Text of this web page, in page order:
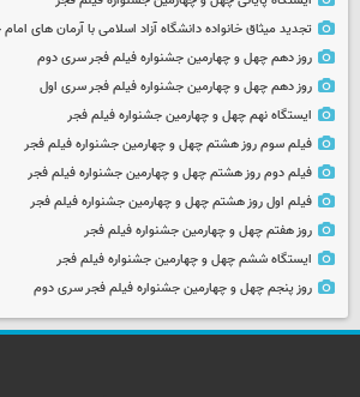
تجدید میثاق خانواده دانشگاه آزاد اسلامی با آرمان های
روز دهم چهل و چهارمین جشنواره فیلم فجر سری دوم
روز دهم چهل و چهارمین جشنواره فیلم فجر سری اول
ایستگاه نهم چهل و چهارمین جشنواره فیلم فجر
فیلم سوم روز هشتم چهل و چهارمین جشنواره فیلم فجر
فیلم دوم روز هشتم چهل و چهارمین جشنواره فیلم فجر
فیلم اول روز هشتم چهل و چهارمین جشنواره فیلم فجر
روز هفتم چهل و چهارمین جشنواره فیلم فجر
ایستگاه ششم چهل و چهارمین جشنواره فیلم فجر
روز پنجم چهل و چهارمین جشنواره فیلم فجر سری دوم